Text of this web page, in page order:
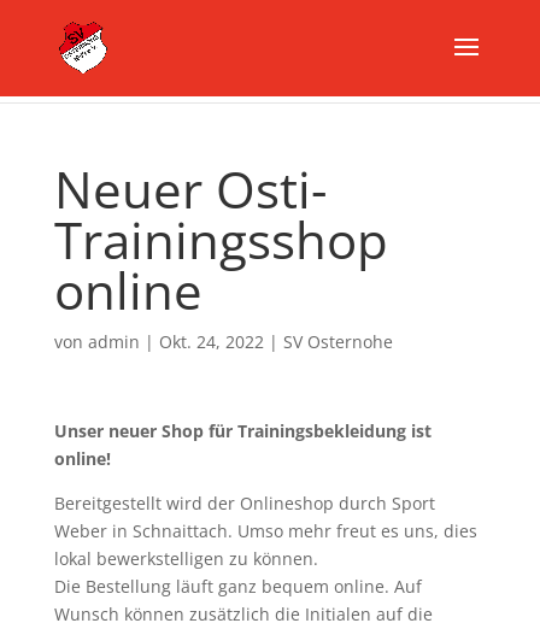
Neuer Osti-
Trainingsshop
online
von admin | Okt. 24, 2022| SV Osternohe
Unser neuer Shop für Trainingsbekleidung ist
online!
Bereitgestellt wird der Onlineshop durch Sport
Weber in Schnaittach. Umso mehr freut es uns, dies
lokal bewerkstelligen zu können.
Die Bestellung läuft ganz bequem online. Auf
Wunsch können zusätzlich die Initialen auf die